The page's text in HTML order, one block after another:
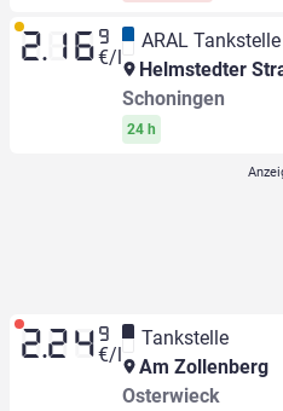
2.16 9
€/l
ARAL Tankstelle
Helmstedter
Schoningen
24 h
2.24 9
€/l
Tankstelle
Am Zollenberg
Osterwieck